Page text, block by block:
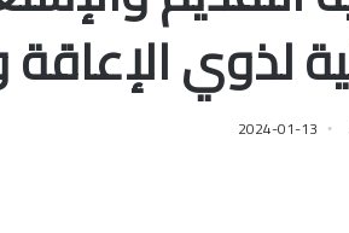
لذوي الإعاقة
2024-01-13